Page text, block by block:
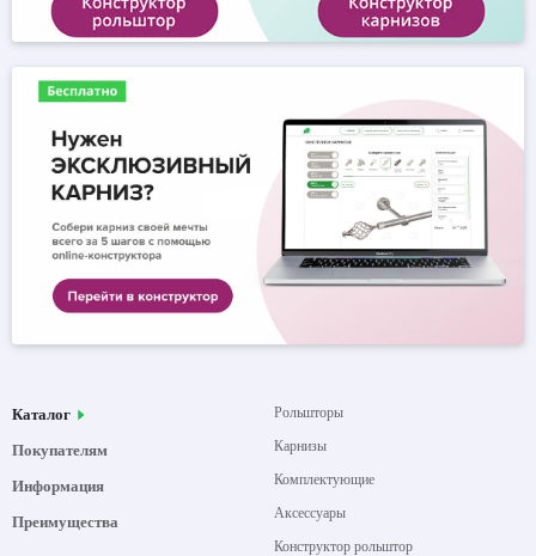
Каталог
Покупателям
Информация
Преимущества
Рольшторы
Карнизы
Комплектующие
Аксессуары
Конструктор рольштор